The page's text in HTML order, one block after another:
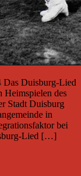
Das Duisburg-Lied
Heimspielen des
Stadt Duisburg
in
bei
Lied […]